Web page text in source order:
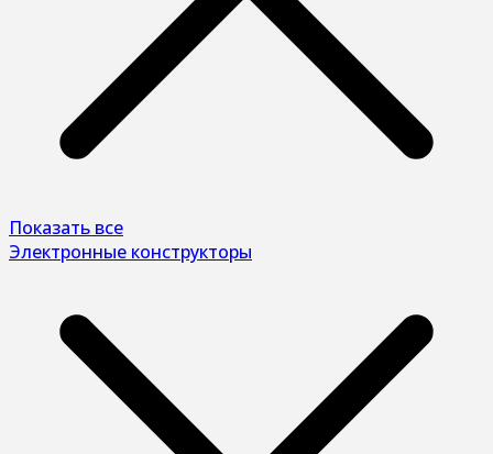
Показать все
Электронные конструкторы